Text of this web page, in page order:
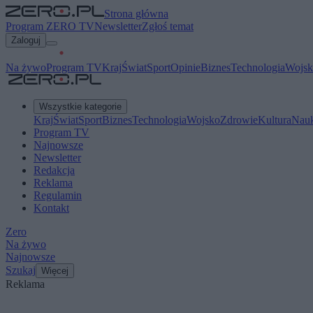
Strona główna
Program ZERO TVNewsletterZgłoś temat
Zaloguj
Na żywoProgram TVKrajŚwiatSportOpinieBiznesTechnologia
Wszystkie kategorie
KrajŚwiatSportBiznesTechnologiaWojskoZdrowieKultura
Program TV
Najnowsze
Newsletter
Redakcja
Reklama
Regulamin
Kontakt
Zero
Na żywo
Najnowsze
Szukaj Więcej
Reklama